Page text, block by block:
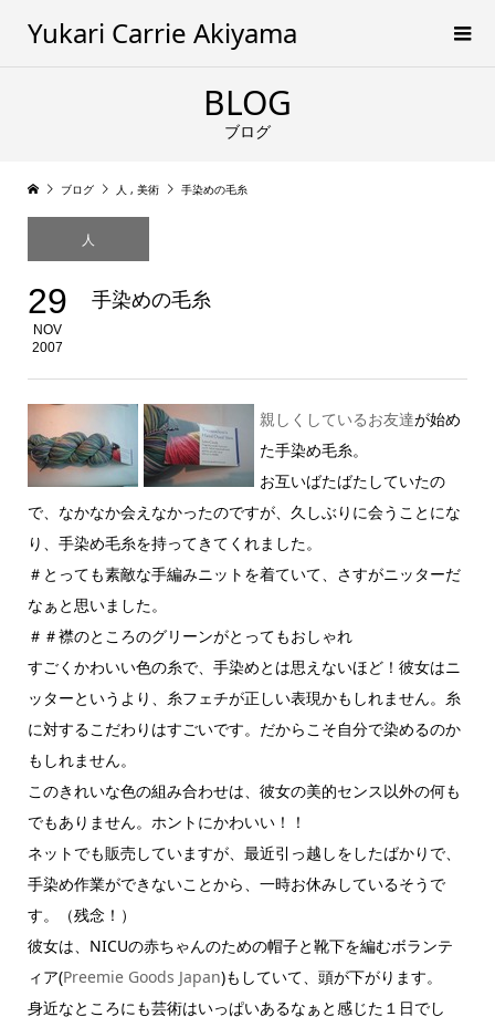
Yukari Carrie Akiyama
BLOG
ブログ
ブログ 人 , 美術 手染めの毛糸
人
29
NOV
2007
手染めの毛糸
親しくしているお友達が始め
た手染め毛糸。
お互いばたばたしていたの
で、なかなか会えなかったのですが、久しぶりに会うことにな
り、手染め毛糸を持ってきてくれました。
＃とっても素敵な手編みニットを着ていて、さすがニッターだ
なぁと思いました。
＃＃襟のところのグリーンがとってもおしゃれ
すごくかわいい色の糸で、手染めとは思えないほど！彼女はニ
ッターというより、糸フェチが正しい表現かもしれません。糸
に対するこだわりはすごいです。だからこそ自分で染めるのか
もしれません。
このきれいな色の組み合わせは、彼女の美的センス以外の何も
でもありません。ホントにかわいい！！
ネットでも販売していますが、最近引っ越しをしたばかりで、
手染め作業ができないことから、一時お休みしているそうで
す。（残念！）
彼女は、NICUの赤ちゃんのための帽子と靴下を編むボランテ
ィア(Preemie Goods Japan)もしていて、頭が下がります。
身近なところにも芸術はいっぱいあるなぁと感じた１日でし